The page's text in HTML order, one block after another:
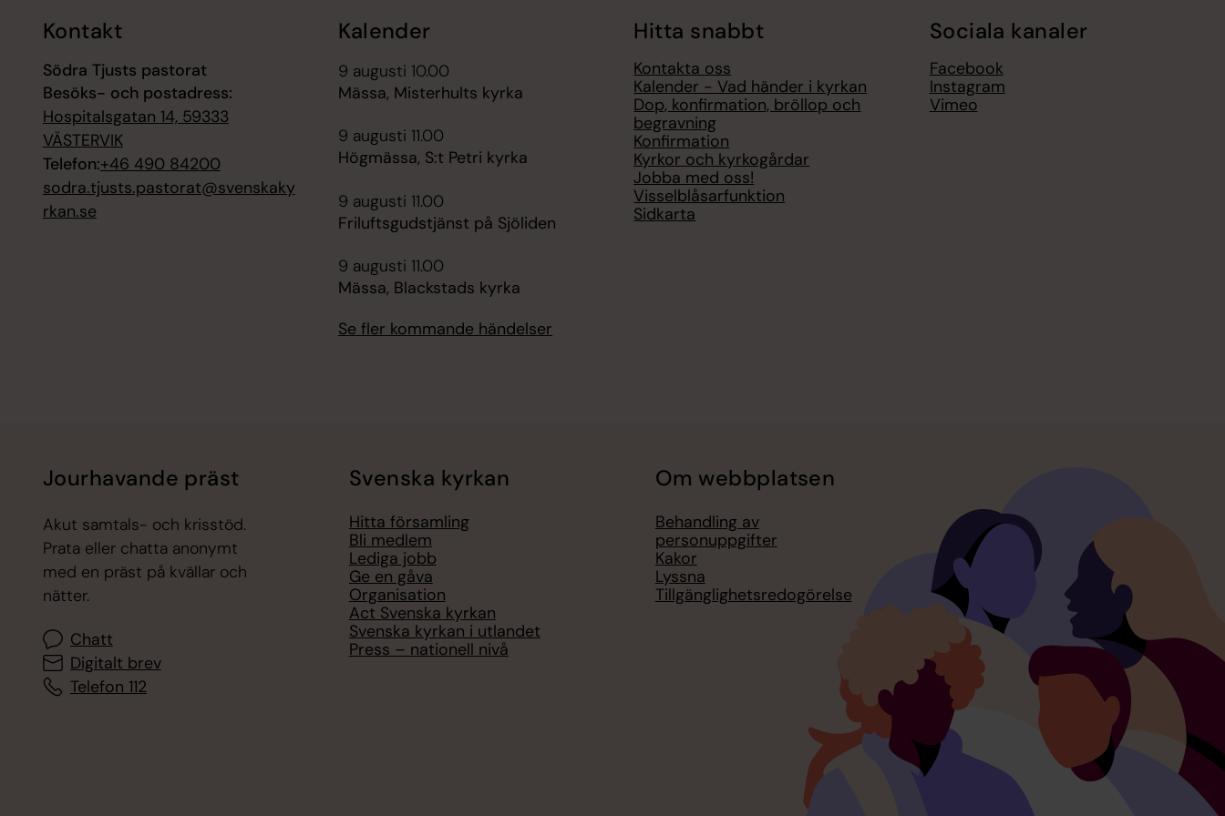
Kontakt
Södra Tjusts pastorat
Besöks- och postadress:
Hospitalsgatan 14, 59333
VÄSTERVIK
Telefon:+46 490 84200
sodra.tjusts.pastorat@svenskaky
rkan.se
Kalender
9 augusti 10.00
Mässa, Misterhults kyrka
9 augusti 11.00
Högmässa, S:t Petri kyrka
9 augusti 11.00
Friluftsgudstjänst på Sjöliden
9 augusti 11.00
Mässa, Blackstads kyrka
Se fler kommande händelser
Hitta snabbt
Kontakta oss
Kalender - Vad händer i kyrkan
Dop, konfirmation, bröllop och
begravning
Konfirmation
Kyrkor och kyrkogårdar
Jobba med oss!
Visselblåsarfunktion
Sidkarta
Sociala kanaler
Facebook
Instagram
Vimeo
Jourhavande präst
Akut samtals- och krisstöd.
Prata eller chatta anonymt
med en präst på kvällar och
nätter.
Chatt
Digitalt brev
Telefon 112
Svenska kyrkan
Hitta församling
Bli medlem
Lediga jobb
Ge en gåva
Organisation
Act Svenska kyrkan
Svenska kyrkan i utlandet
Press – nationell nivå
Om webbplatsen
Behandling av
personuppgifter
Kakor
Lyssna
Tillgänglighetsredogörelse